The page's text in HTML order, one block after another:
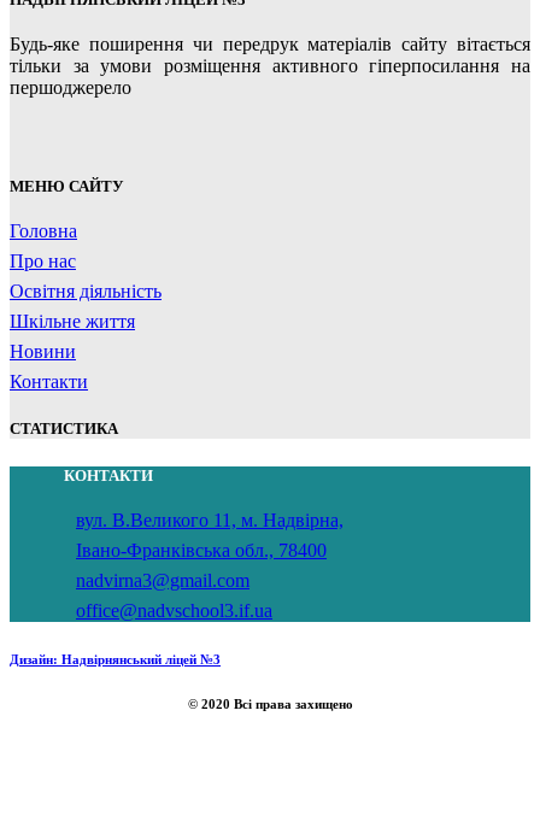
Будь-яке поширення чи передрук матеріалів сайту вітається
тільки за умови розміщення активного гіперпосилання на
першоджерело
МЕНЮ САЙТУ
Головна
Про нас
Освітня діяльність
Шкільне життя
Новини
Контакти
СТАТИСТИКА
КОНТАКТИ
вул. В.Великого 11, м. Надвірна,
Івано-Франківська обл., 78400
nadvirna3@gmail.com
office@nadvschool3.if.ua
Дизайн: Надвірнянський ліцей №3
© 2020 Всі права захищено